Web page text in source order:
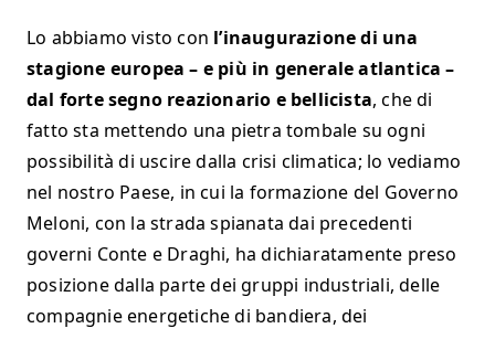
Lo abbiamo visto con l’inaugurazione di una
stagione europea – e più in generale atlantica –
dal forte segno reazionario e bellicista, che di
fatto sta mettendo una pietra tombale su ogni
possibilità di uscire dalla crisi climatica; lo vediamo
nel nostro Paese, in cui la formazione del Governo
Meloni, con la strada spianata dai precedenti
governi Conte e Draghi, ha dichiaratamente preso
posizione dalla parte dei gruppi industriali, delle
compagnie energetiche di bandiera, dei